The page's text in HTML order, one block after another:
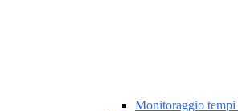
Monitoraggio tempi